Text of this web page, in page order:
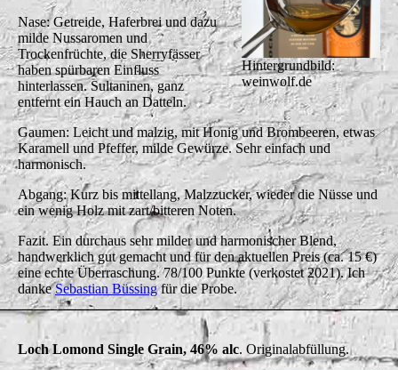
Hintergrundbild:
weinwolf.de
Nase: Getreide, Haferbrei und dazu
milde Nussaromen und
Trockenfrüchte, die Sherryfässer
haben spürbaren Einfluss
hinterlassen. Sultaninen, ganz
entfernt ein Hauch an Datteln.
Gaumen: Leicht und malzig, mit Honig und Brombeeren, etwas
Karamell und Pfeffer, milde Gewürze. Sehr einfach und
harmonisch.
Abgang: Kurz bis mittellang, Malzzucker, wieder die Nüsse und
ein wenig Holz mit zart/bitteren Noten.
Fazit. Ein durchaus sehr milder und harmonischer Blend,
handwerklich gut gemacht und für den aktuellen Preis (ca. 15 €)
eine echte Überraschung. 78/100 Punkte (verkostet 2021). Ich
dankeSebastian Büssingfür die Probe.
Loch Lomond Single Grain, 46% alc. Originalabfüllung.